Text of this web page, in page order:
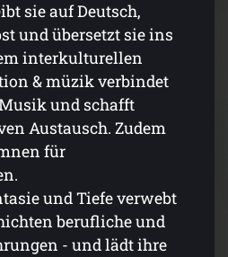
sie auf Deutsch,
und übersetzt sie ins
interkulturellen
& müzik verbindet
und schafft
Austausch. Zudem
für
und Tiefe verwebt
berufliche und
- und lädt ihre